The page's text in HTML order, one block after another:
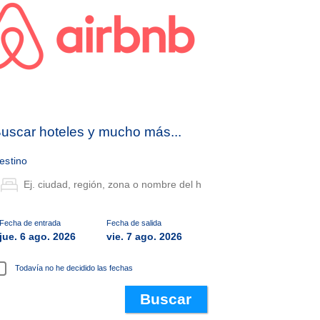
hoteles y mucho más...
de entrada
6 ago. 2026
Fecha de salida
vie. 7 ago. 2026
Todavía no he decidido las fechas